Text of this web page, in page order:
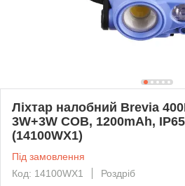
Ліхтар налобний Brevia
3W+3W COB, 1200mAh,
(14100WX1)
Під замовлення
Код: 14100WX1
Роздріб